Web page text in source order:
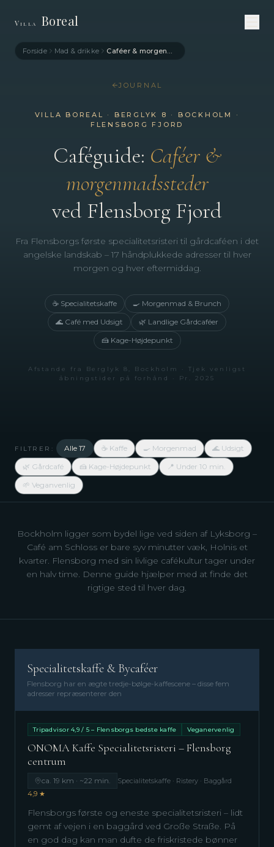
Forside Mad & drikke Caféer & morgenmad
Villa Boreal
JOURNAL
VILLA BOREAL · BERGLYK 8 · BOCKHOLM ·
FLENSBORG FJORD
Caféguide: Caféer &
morgenmadssteder
ved Flensborg Fjord
Fra Flensborgs første specialitetsristeri til gårdcaféen i det
angelske landskab – 17 håndplukkede adresser til hver
morgen og hver eftermiddag.
☕ Specialitetskaffe
🍳 Morgenmad & Brunch
🌊 Café med Udsigt
🌿 Landlige Gårdcaféer
🍰 Kage-Højdepunkt
Afstande fra Berglyk 8, Bockholm · Tjek venligst
åbningstider på forhånd · Pr. 2025
FILTRER: Alle 17 ☕ Kaffe 🍳 Morgenmad
🌊 Udsigt
🌿 Gårdcafé
🍰 Kage-Højdepunkt
📍 Under 10 min.
🌱 Veganvenlig
Bockholm ligger som bydel lige ved siden af Lyksborg –
Café am Schloss er bare syv minutter væk, Holnis et
kvarter. Flensborg med sin livlige cafékultur tager under
en halv time. Denne guide hjælper med at finde det
rigtige sted til hver dag.
Specialitetskaffe & Bycaféer
Flensborg har en ægte tredje-bølge-kaffescene – disse fem
adresser repræsenterer den
Tripadvisor 4,9 / 5 – Flensborgs bedste kaffe Veganervenlig
ONOMA Kaffe Specialitetsristeri – Flensborg
centrum
ca. 19 km · ~22 min.
Specialitetskaffe · Ristery · Baggård
4,9 ★
Flensborgs første og eneste specialitetsristeri – lidt
gemt af vejen i en baggård ved Große Straße. På
en god dag kan man dufte de friskristede bønner